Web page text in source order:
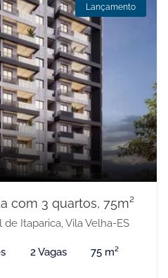
Lançamento
com 3 quartos, 75m²
Itaparica, Vila Velha-ES
2 Vagas 75 m²